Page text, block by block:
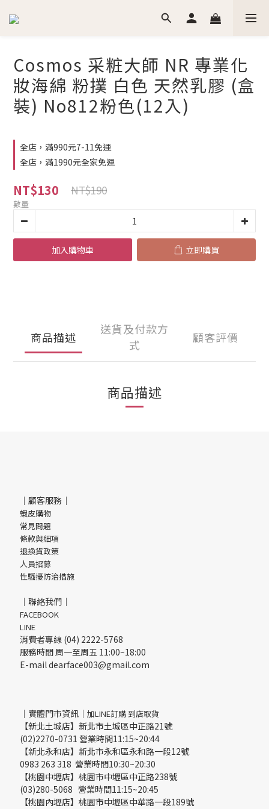
Cosmos 采粧大師 NR 專業化
妝海綿 粉撲 白色 天然乳膠 (盒
裝) No812粉色(12入)
全店，滿990元7-11免運
全店，滿1990元全家免運
NT$130 NT$190
數量
加入購物車 立即購買
商品描述
送貨及付款方
式
顧客評價
商品描述
｜顧客服務｜
蝦皮購物
常見問題
條款與細項
退換貨政策
人員招募
性騷擾防治措施
｜聯絡我們｜
FACEBOOK
LINE
消費者專線 (04) 2222-5768
服務時間 周一至周五 11:00~18:00
E-mail dearface003@gmail.com
｜實體門市資訊｜ 加LINE訂購 到店取貨
【新北土城店】新北市土城區中正路21號
(02)2270-0731 營業時間11:15~20:44
【新北永和店】新北市永和區永和路一段12號
0983 263 318 營業時間10:30~20:30
【桃園中壢店】桃園市中壢區中正路238號
(03)280-5068 營業時間11:15~20:45
【桃園內壢店】桃園市中壢區中華路一段189號